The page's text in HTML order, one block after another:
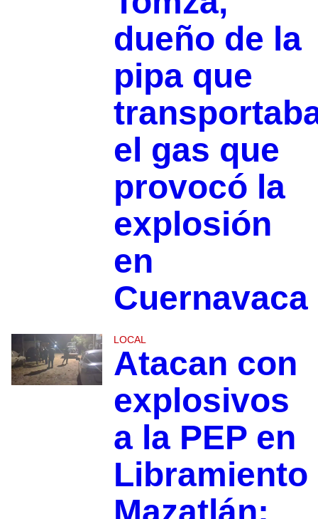
dueño de la
pipa que
el gas que
provocó la
explosión
en
Cuernavaca
LOCAL
Atacan con
explosivos
a la PEP en
Libramiento